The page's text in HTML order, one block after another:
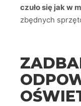
czuło się jak w
zbędnych